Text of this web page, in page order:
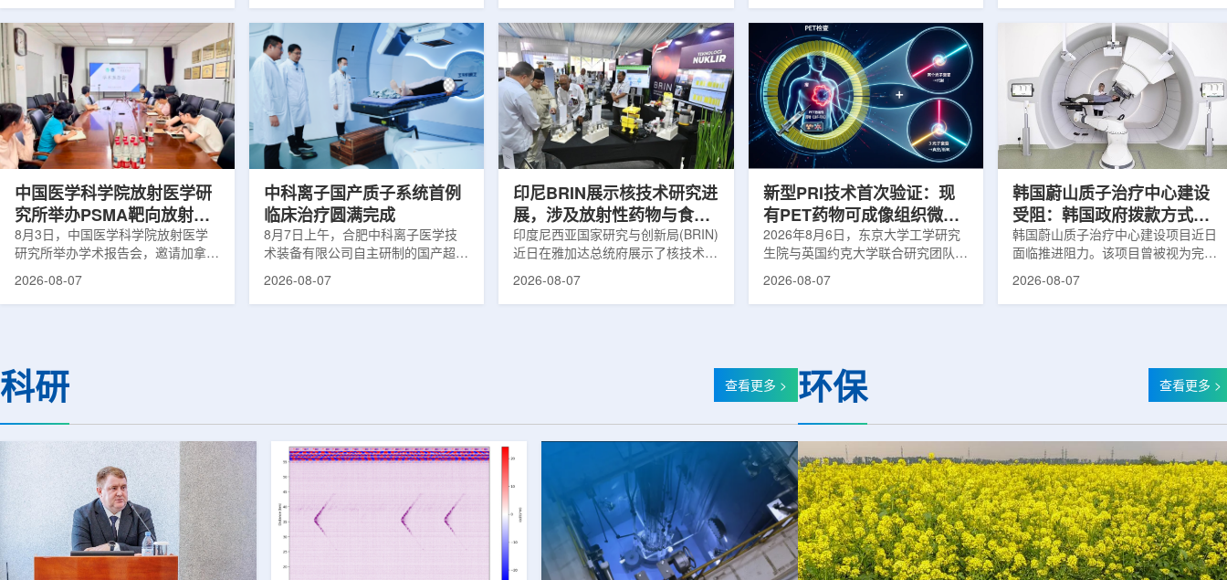
果提示，不同人群之间的筛查可及性
差异正在扩大。研究人员分析了超过
500万名Medicare受益人的理赔数
据。结果显示，DXA使用率从2005
年的每10万名受益人7255次，下降
至2023年的每10万名受益人4690
次。相关研究已发表于
《Osteoporosis International》。下
法。治疗过程中，医生在CT或超声
成像引导下，将细治疗针精准插入肿
瘤部位，通过零下40摄氏度或更低
的超低温冷冻病灶，使癌细胞发生坏
死。由于低温冷冻本身具有一定麻醉
作用，该技术有助于减轻患者疼痛，
减少对周围正常组织的损伤，并促进
术后较快恢复。据该中心介绍，目前
认定(Fast Track Designation,
FTD)。这是原研核药领域中国首个
获得美国 FDA 突破性疗法认定、首
个同时获得 FDA 突破性疗法与快速
通道双项认定的产品，创造了核药领
域里程碑式突破。68Ga-NYM096是
一款特异性结合CAⅨ的肾癌小分子
诊断核药，适用于疑似或确认转移性
创)共同出资组建，中国同辐持股
90%，中核浙创持股10%。中核辐智
将承接中国同辐核医学发展中心业
务，锚定智慧核医疗赛道深耕布局。
公司以智慧核医学物联系统为核心载
体，打通核医疗全产业链条，构建智
慧核医学系统+核药+装备+服务协同
发展模式，推动业务从单一产品供给
完成自研7款放射性药物的临床转
化，用于多种肿瘤诊疗。报告会上，
林国贤教授基于其团队多年的前沿探
索，系统梳理了针对前列腺癌靶点
PSMA的核药相关研究进展：一是F-
18标记PSMA靶向PET显像剂的分子
设计与临床优势;二是通过理性优化
分子结构，大幅提高Lu-177标记治
中国医学科学院放射医学研
究所举办PSMA靶向放射性
药物学术报告会
8月3日，中国医学科学院放射医学
研究所举办学术报告会，邀请加拿大
温哥华不列颠哥伦比亚癌症中心林国
授长期从事肿瘤诊疗靶向放射性药物
开发研究，已主导或参与发表135余
款自研放射性药物的临床转化，应用
2026-08-07
中科离子国产质子系统首例
临床治疗圆满完成
8月7日上午，合肥中科离子医学技
术装备有限公司自主研制的国产超导
回旋质子治疗系统，在合肥离子医学
疗。设备运行平稳低噪，治疗控制软
件运...
2026-08-07
印尼BRIN展示核技术研究进
展，涉及放射性药物与食品
辐照应用
印度尼西亚国家研究与创新局(BRIN)
近日在雅加达总统府展示了核技术研
究成果。BRIN局长阿里夫·萨特里亚
放射性药物研发对癌症识别和治疗具
水果的辐照处理。阿里夫介绍，一些
2026-08-07
新型PRI技术首次验证：现
有PET药物可成像组织微环
境
2026年8月6日，东京大学工学研究
生院与英国约克大学联合研究团队宣
布，已建立一种利用正电子三光子衰
衰变的下一代核医学成像概念图目前
临床PET扫描主要利用正电子双光子
程度相关的微环境信息捕捉有限。...
2026-08-07
韩国蔚山质子治疗中心建设
受阻：韩国政府拨款方式调
整影响项目推进
韩国蔚山质子治疗中心建设项目近日
面临推进阻力。该项目曾被视为完善
韩国东南部区域癌症治疗体系的关键
制定服务，并开始争取国家拨款。不
过，韩国保健福祉部回复称，难以单
中心，构建癌症患者可在区域内完成
手术...
2026-08-07
科研 查看更多 > 环保 查看更多 >